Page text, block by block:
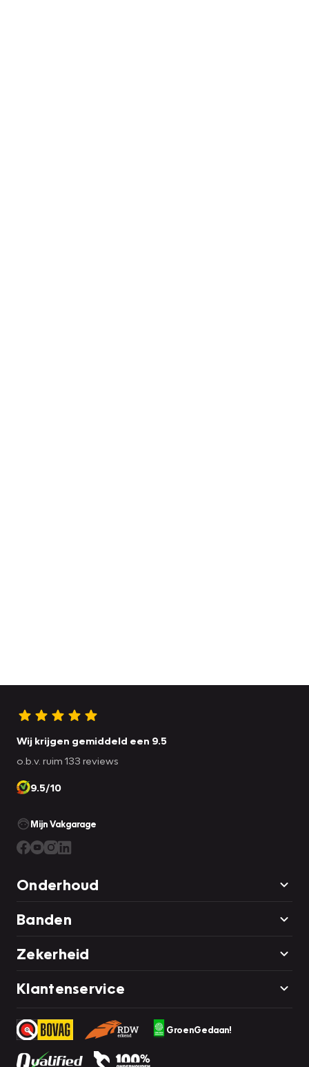
Wij krijgen gemiddeld een 9.5
o.b.v. ruim 133 reviews
9.5/10
Mijn Vakgarage
Onderhoud
Banden
Zekerheid
Klantenservice
GroenGedaan!